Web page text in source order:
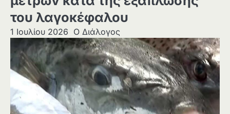
του λαγοκέφαλου
1 Ιουλίου 2026 Ο Διάλογος